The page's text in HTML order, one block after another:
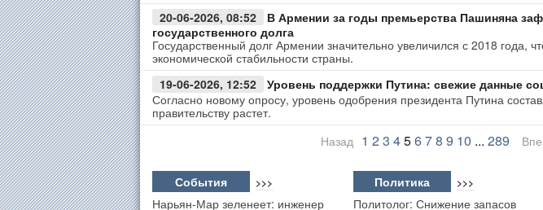
20-06-2026, 08:52
В Армении за годы премьерства Пашиняна
государственного долга
Государственный долг Армении значительно увеличился с 2018 года,
экономической стабильности страны.
19-06-2026, 12:52
Уровень поддержки Путина: свежие данные
Согласно новому опросу, уровень одобрения президента Путина
правительству растет.
Назад 1 2 3 45678 9 10 ... 289
События >>>
Нарьян-Мар зеленеет: инженер
Политика >>>
Политолог: Снижение запасов